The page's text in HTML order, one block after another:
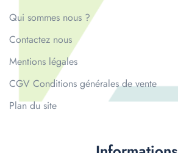
Qui sommes nous ?
Contactez nous
Mentions légales
CGV Conditions générales de vente
Plan du site